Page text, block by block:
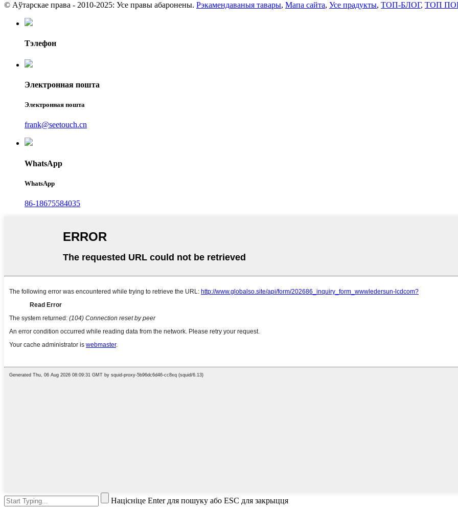
© Аўтарскае права - 2010-2025: Усе правы абаронены. Рэкамендаваныя тавары, Мапа сайта, Усе прадукты, ТОП-БЛОГ, ТОП
Тэлефон
Электронная пошта
Электронная пошта
frank@seetouch.cn
WhatsApp
WhatsApp
86-18675584035
Націсніце Enter для пошуку або ESC для закрыцця